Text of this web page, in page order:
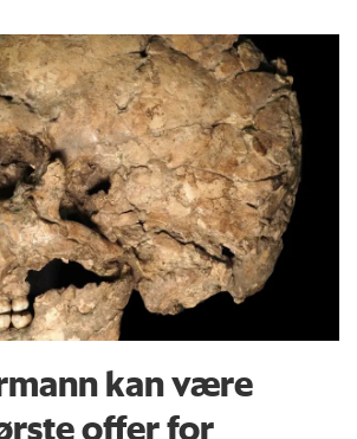
kan være
offer for